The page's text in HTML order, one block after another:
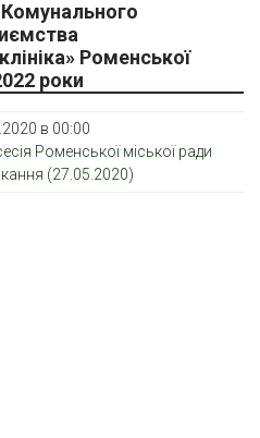
Комунального
Роменської
роки
в 00:00
Роменської міської ради
(27.05.2020)